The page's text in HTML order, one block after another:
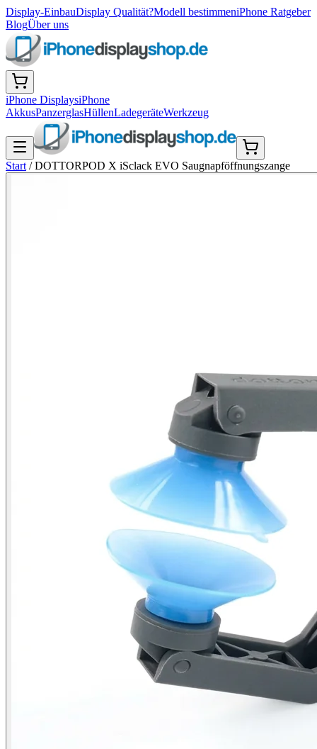
Display-EinbauDisplay Qualität?Modell bestimmeniPhone Ratgeber
BlogÜber uns
iPhone DisplaysiPhone
AkkusPanzerglasHüllenLadegeräteWerkzeug
Start /DOTTORPOD X iSclack EVO Saugnapföffnungszange